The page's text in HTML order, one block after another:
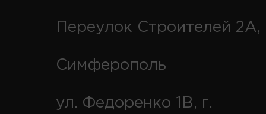
Переулок Строителей 2А,
Симферополь
ул. Федоренко 1В, г.